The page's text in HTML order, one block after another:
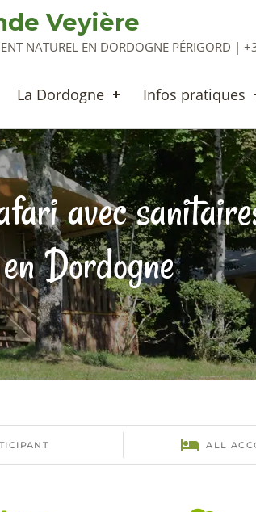
Veyière
NATUREL EN DORDOGNE PÉRIGORD |
La Dordogne Infos pratiques
avec
Dordogne